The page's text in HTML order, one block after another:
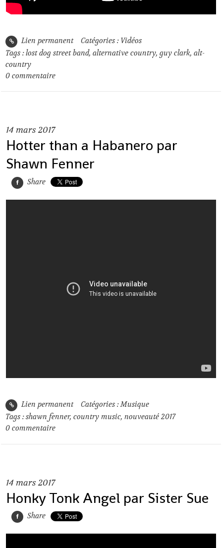
Lien permanent Catégories : Vidéos
Tags :lost dog street band,alternative country,guy clark,alt-
country
0 commentaire
14 mars 2017
Hotter than a Habanero par
Shawn Fenner
Share
Lien permanent Catégories :Musique
Tags :shawn fenner,country music,nouveauté 2017
0 commentaire
14 mars 2017
Honky Tonk Angel par Sister Sue
Share